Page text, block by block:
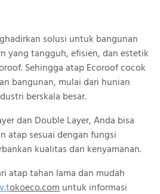
solusi untuk bangunan
yang tangguh, efisien, dan estetik
Sehingga atap Ecoroof cocok
bangunan, mulai dari hunian
berskala besar.
dan Double Layer, Anda bisa
atap sesuai dengan fungsi
kualitas dan kenyamanan.
atap tahan lama dan mudah
tokoeco.com untuk informasi